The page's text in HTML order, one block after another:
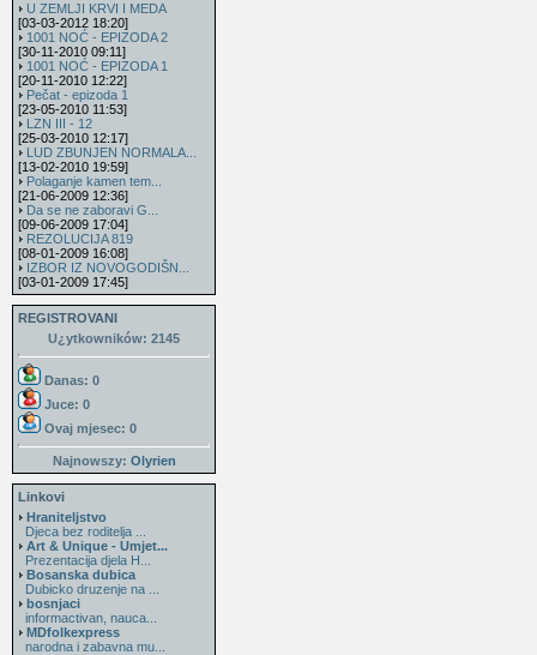
U ZEMLJI KRVI I MEDA
[03-03-2012 18:20]
1001 NOĆ - EPIZODA 2
[30-11-2010 09:11]
1001 NOĆ - EPIZODA 1
[20-11-2010 12:22]
Pečat - epizoda 1
[23-05-2010 11:53]
LZN III - 12
[25-03-2010 12:17]
LUD ZBUNJEN NORMALA...
[13-02-2010 19:59]
Polaganje kamen tem...
[21-06-2009 12:36]
Da se ne zaboravi G...
[09-06-2009 17:04]
REZOLUCIJA 819
[08-01-2009 16:08]
IZBOR IZ NOVOGODIŠN...
[03-01-2009 17:45]
REGISTROVANI
U¿ytkowników: 2145
Danas: 0
Juce: 0
Ovaj mjesec: 0
Najnowszy: Olyrien
Linkovi
Hraniteljstvo
Djeca bez roditelja ...
Art & Unique - Umjet...
Prezentacija djela H...
Bosanska dubica
Dubicko druzenje na ...
bosnjaci
informactivan, nauca...
MDfolkexpress
narodna i zabavna mu...